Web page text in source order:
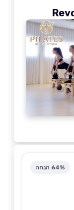
64% הנחה